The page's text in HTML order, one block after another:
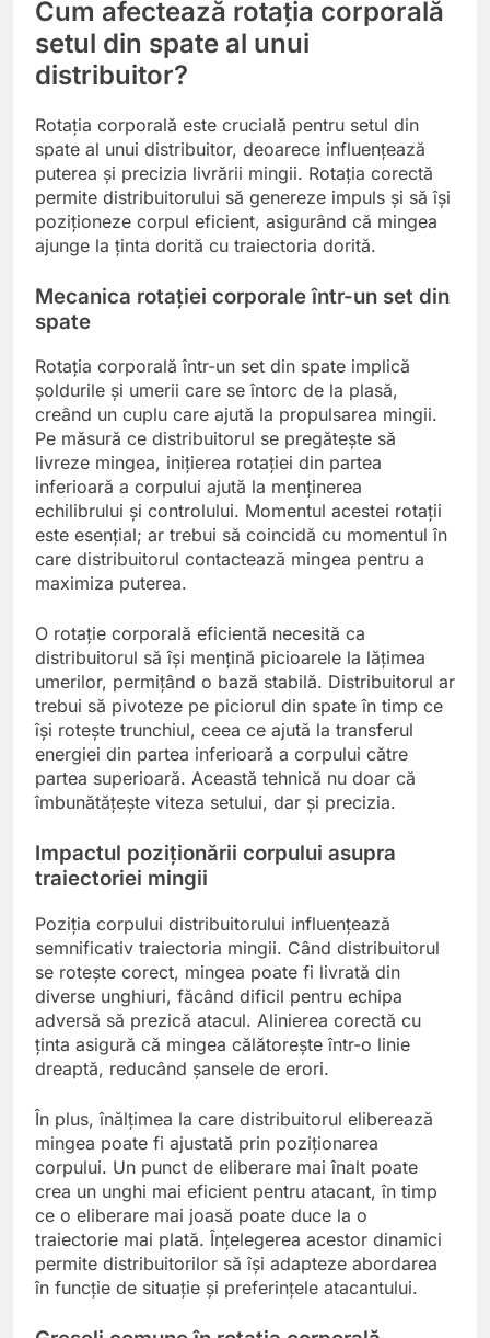
Cum afectează rotația corporală
setul din spate al unui
distribuitor?
Rotația corporală este crucială pentru setul din
spate al unui distribuitor, deoarece influențează
puterea și precizia livrării mingii. Rotația corectă
permite distribuitorului să genereze impuls și să își
poziționeze corpul eficient, asigurând că mingea
ajunge la ținta dorită cu traiectoria dorită.
Mecanica rotației corporale într-un set din
spate
Rotația corporală într-un set din spate implică
șoldurile și umerii care se întorc de la plasă,
creând un cuplu care ajută la propulsarea mingii.
Pe măsură ce distribuitorul se pregătește să
livreze mingea, inițierea rotației din partea
inferioară a corpului ajută la menținerea
echilibrului și controlului. Momentul acestei rotații
este esențial; ar trebui să coincidă cu momentul în
care distribuitorul contactează mingea pentru a
maximiza puterea.
O rotație corporală eficientă necesită ca
distribuitorul să își mențină picioarele la lățimea
umerilor, permițând o bază stabilă. Distribuitorul ar
trebui să pivoteze pe piciorul din spate în timp ce
își rotește trunchiul, ceea ce ajută la transferul
energiei din partea inferioară a corpului către
partea superioară. Această tehnică nu doar că
îmbunătățește viteza setului, dar și precizia.
Impactul poziționării corpului asupra
traiectoriei mingii
Poziția corpului distribuitorului influențează
semnificativ traiectoria mingii. Când distribuitorul
se rotește corect, mingea poate fi livrată din
diverse unghiuri, făcând dificil pentru echipa
adversă să prezică atacul. Alinierea corectă cu
ținta asigură că mingea călătorește într-o linie
dreaptă, reducând șansele de erori.
În plus, înălțimea la care distribuitorul eliberează
mingea poate fi ajustată prin poziționarea
corpului. Un punct de eliberare mai înalt poate
crea un unghi mai eficient pentru atacant, în timp
ce o eliberare mai joasă poate duce la o
traiectorie mai plată. Înțelegerea acestor dinamici
permite distribuitorilor să își adapteze abordarea
în funcție de situație și preferințele atacantului.